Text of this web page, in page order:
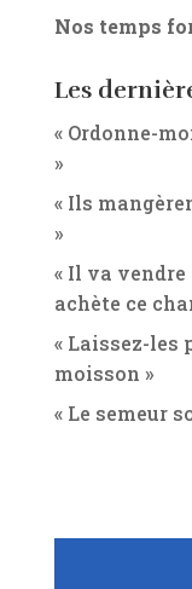
Nos temps
Les
« Ordonne-
»
« Ils
»
« Il va vendre
achète ce
« Laissez-les
moisson »
« Le semeur